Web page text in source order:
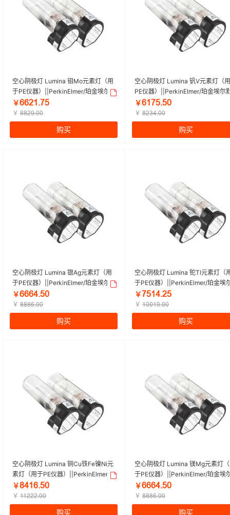
空心阴极灯 Lumina 钼Mo元素灯（用
于PE仪器）||PerkinElmer/珀金埃尔
默 | 1个
￥ĪĪĤȜŕǅŪ
￥ ȤȤĤŽŕŏŏ
购买
空心阴极灯 Lumina 钒V元素灯（
PE仪器）||PerkinElmer/珀金埃尔
1个
￥ĪȜǅŪŕŪŏ
￥ ȤĤğȦŕŏŏ
购买
空心阴极灯 Lumina 银Ag元素灯（用
于PE仪器）||PerkinElmer/珀金埃尔
默 | 1个
￥ĪĪĪȦŕŪŏ
￥ ȤȤȤĪŕŏŏ
购买
空心阴极灯 Lumina 铊Tl元素灯（
于PE仪器）||PerkinElmer/珀金埃
默 | 1个
￥ǅŪȜȦŕĤŪ
￥ ȜŏŏȜŽŕŏŏ
购买
空心阴极灯 Lumina 铜Cu铁Fe镍Ni元
素灯（用于PE仪器）||PerkinElmer/
珀金埃尔默 | 1个
￥ȤȦȜĪŕŪŏ
￥ ȜȜĤĤĤŕŏŏ
购买
空心阴极灯 Lumina 镁Mg元素灯
于PE仪器）||PerkinElmer/珀金埃
默 | 1个
￥ĪĪĪȦŕŪŏ
￥ ȤȤȤĪŕŏŏ
购买